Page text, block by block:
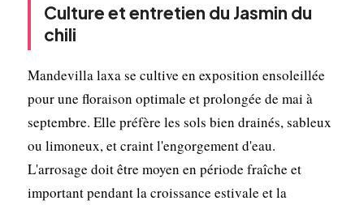
Culture et entretien du Jasmin du
chili
Mandevilla laxa se cultive en exposition ensoleillée
pour une floraison optimale et prolongée de mai à
septembre. Elle préfère les sols bien drainés, sableux
ou limoneux, et craint l'engorgement d'eau.
L'arrosage doit être moyen en période fraîche et
important pendant la croissance estivale et la